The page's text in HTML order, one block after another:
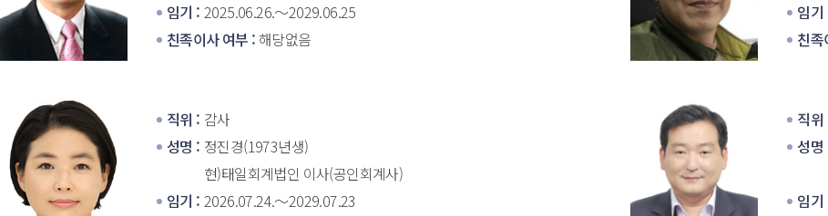
임기 : 2025.06.26.～2029.06.25
친족이사 여부 : 해당없음
임기
친
직위 : 감사
성명 : 정진경(1973년생)
현)태일회계법인 이사(공인회계사)
임기 : 2026.07.24.～2029.07.23
직위
성명
임기